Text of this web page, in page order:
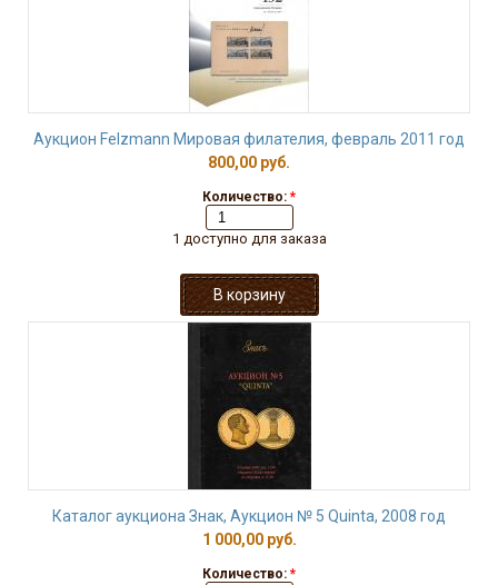
Аукцион Felzmann Мировая филателия, февраль 2011 год
800,00 руб.
Количество: *
1 доступно для заказа
Каталог аукциона Знак, Аукцион № 5 Quinta, 2008 год
1 000,00 руб.
Количество: *